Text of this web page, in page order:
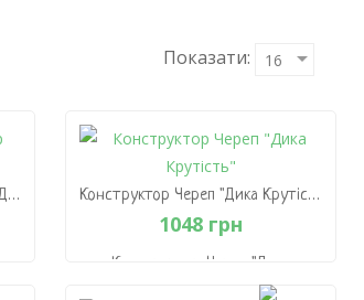
Показати:
Конструктор Тиранозавр "Світ Динозаврів" Конструктор Череп "Дика Крутість"
1048 грн
Конструктор Череп "Дика